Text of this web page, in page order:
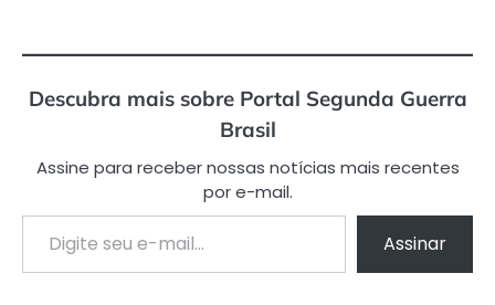
Descubra mais sobre Portal Segunda Guerra
Brasil
Assine para receber nossas notícias mais recentes
por e-mail.
Digite seu e-mail…
Assinar